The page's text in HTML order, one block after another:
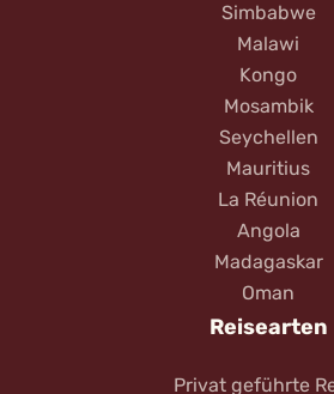
Simbabwe
Malawi
Kongo
Mosambik
Seychellen
Mauritius
La Réunion
Angola
Madagaskar
Oman
Reisearten
Privat geführte